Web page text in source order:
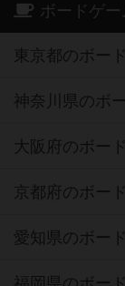
ボードゲー
東京都のボー
神奈川県のボ
大阪府のボー
京都府のボー
愛知県のボー